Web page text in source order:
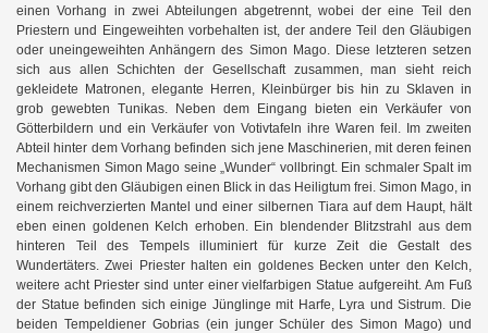
einen Vorhang in zwei Abteilungen abgetrennt, wobei der eine Teil den
Priestern und Eingeweihten vorbehalten ist, der andere Teil den Gläubigen
oder uneingeweihten Anhängern des Simon Mago. Diese letzteren setzen
sich aus allen Schichten der Gesellschaft zusammen, man sieht reich
gekleidete Matronen, elegante Herren, Kleinbürger bis hin zu Sklaven in
grob gewebten Tunikas. Neben dem Eingang bieten ein Verkäufer von
Götterbildern und ein Verkäufer von Votivtafeln ihre Waren feil. Im zweiten
Abteil hinter dem Vorhang befinden sich jene Maschinerien, mit deren feinen
Mechanismen Simon Mago seine „Wunder“ vollbringt. Ein schmaler Spalt im
Vorhang gibt den Gläubigen einen Blick in das Heiligtum frei. Simon Mago, in
einem reichverzierten Mantel und einer silbernen Tiara auf dem Haupt, hält
eben einen goldenen Kelch erhoben. Ein blendender Blitzstrahl aus dem
hinteren Teil des Tempels illuminiert für kurze Zeit die Gestalt des
Wundertäters. Zwei Priester halten ein goldenes Becken unter den Kelch,
weitere acht Priester sind unter einer vielfarbigen Statue aufgereiht. Am Fuß
der Statue befinden sich einige Jünglinge mit Harfe, Lyra und Sistrum. Die
beiden Tempeldiener Gobrias (ein junger Schüler des Simon Mago) und